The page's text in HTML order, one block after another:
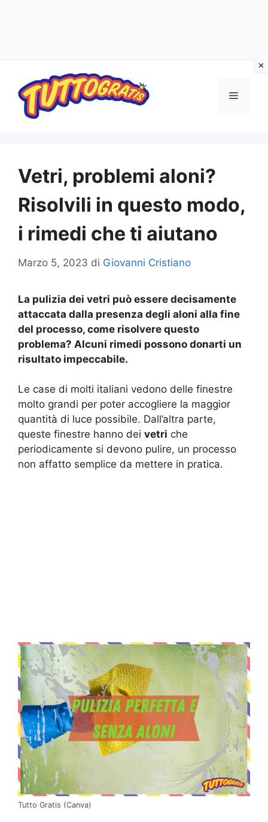
contenuto
Menu
Vetri, problemi aloni?
Risolvili in questo modo,
i rimedi che ti aiutano
Marzo 5, 2023 di Giovanni Cristiano
La pulizia dei vetri può essere decisamente
attaccata dalla presenza degli aloni alla fine
del processo, come risolvere questo
problema? Alcuni rimedi possono donarti un
risultato impeccabile.
Le case di molti italiani vedono delle finestre
molto grandi per poter accogliere la maggior
quantità di luce possibile. Dall’altra parte,
queste finestre hanno dei vetri che
periodicamente si devono pulire, un processo
non affatto semplice da mettere in pratica.
Tutto Gratis (Canva)